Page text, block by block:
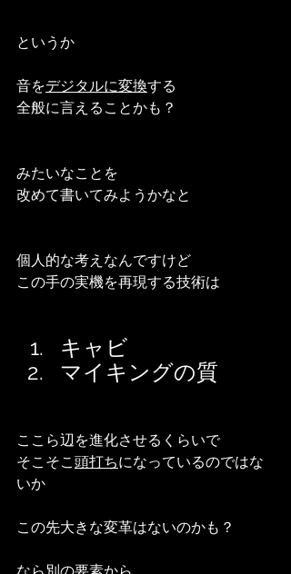
というか
音をデジタルに変換する
全般に言えることかも？
みたいなことを
改めて書いてみようかなと
個人的な考えなんですけど
この手の実機を再現する技術は
キャビ
マイキングの質
ここら辺を進化させるくらいで
そこそこ頭打ちになっているのではな
いか
この先大きな変革はないのかも？